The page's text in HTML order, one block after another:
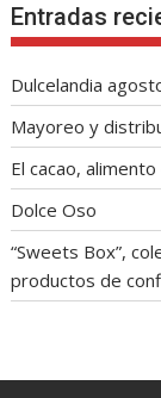
Entradas
Dulcelandia
Mayoreo y
El cacao,
Dolce Oso
“Sweets Box”,
productos de